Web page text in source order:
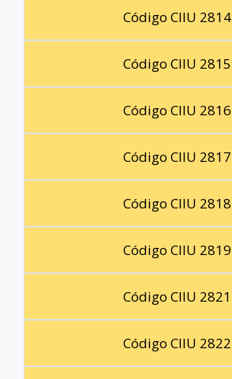
Código CIIU 2814
Código CIIU 2815
Código CIIU 2816
Código CIIU 2817
Código CIIU 2818
Código CIIU 2819
Código CIIU 2821
Código CIIU 2822